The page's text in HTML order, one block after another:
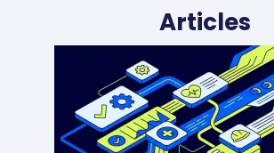
Articles